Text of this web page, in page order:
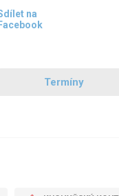
na
Facebook
Termíny